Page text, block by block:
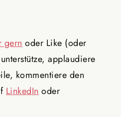
gernoder Like (oder
applaudiere
kommentiere den
LinkedInoder